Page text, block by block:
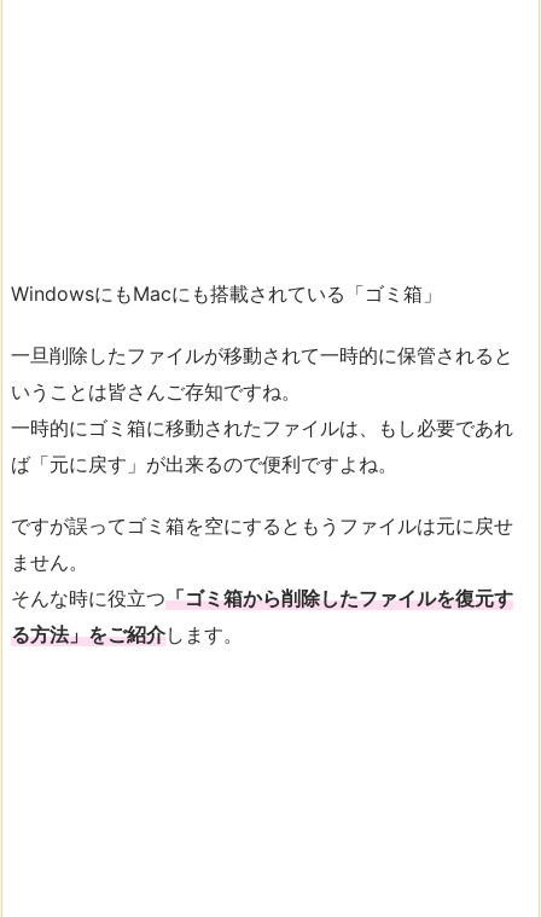
WindowsにもMacにも搭載されている「ゴミ箱」
一旦削除したファイルが移動されて一時的に保管されると
いうことは皆さんご存知ですね。
一時的にゴミ箱に移動されたファイルは、もし必要であれ
ば「元に戻す」が出来るので便利ですよね。
ですが誤ってゴミ箱を空にするともうファイルは元に戻せ
ません。
そんな時に役立つ「ゴミ箱から削除したファイルを復元す
る方法」をご紹介します。